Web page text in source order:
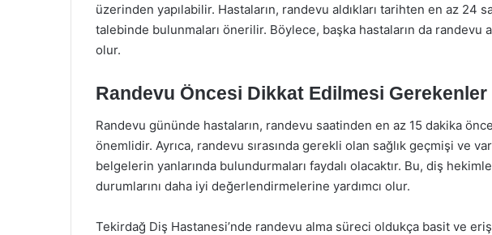
üzerinden yapılabilir. Hastaların, randevu aldıkları tarihten en az 24
talebinde bulunmaları önerilir. Böylece, başka hastaların da randevu
olur.
Randevu Öncesi Dikkat Edilmesi Gerekenler
Randevu gününde hastaların, randevu saatinden en az 15 dakika
önemlidir. Ayrıca, randevu sırasında gerekli olan sağlık geçmişi ve
belgelerin yanlarında bulundurmaları faydalı olacaktır. Bu, diş
durumlarını daha iyi değerlendirmelerine yardımcı olur.
Tekirdağ Diş Hastanesi’nde randevu alma süreci oldukça basit ve